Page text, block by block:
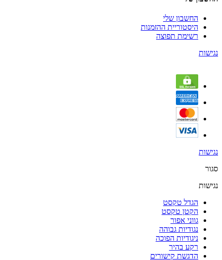
החשבון שלי
היסטוריית ההזמנות
רשימת תפוצה
נגישות
נגישות
סגור
נגישות
הגדל טקסט
הקטן טקסט
גווני אפור
נגודיות גבוהה
ניגודיות הפוכה
רקע בהיר
הדגשת קישורים